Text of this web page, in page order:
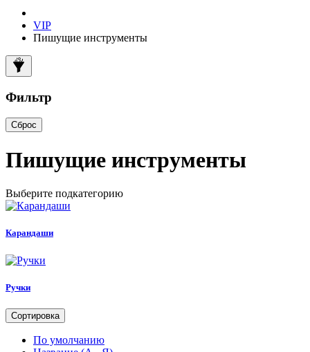
VIP
Пишущие инструменты
Фильтр
Сброс
Пишущие инструменты
Выберите подкатегорию
Карандаши
Ручки
Сортировка
По умолчанию